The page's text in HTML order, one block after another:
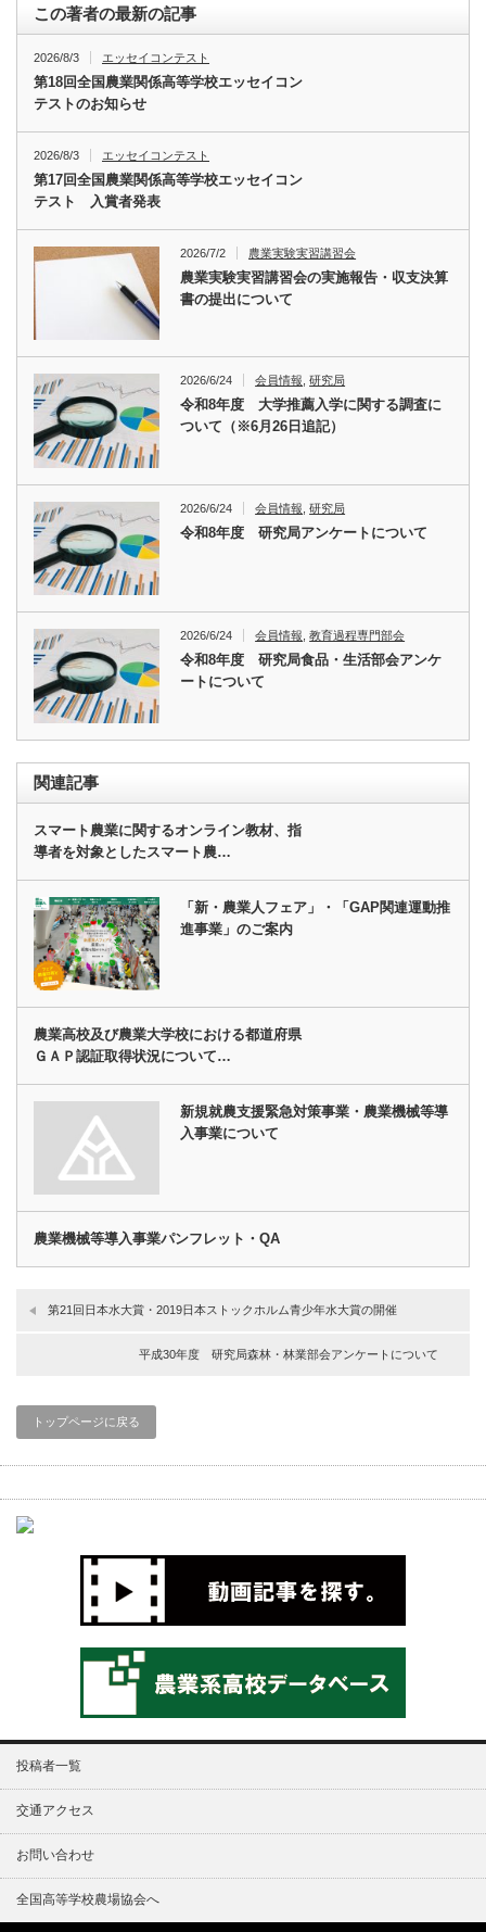
この著者の最新の記事
2026/8/3 エッセイコンテスト
第18回全国農業関係高等学校エッセイコン
テストのお知らせ
2026/8/3 エッセイコンテスト
第17回全国農業関係高等学校エッセイコン
テスト 入賞者発表
2026/7/2 農業実験実習講習会
農業実験実習講習会の実施報告・収支決算
書の提出について
2026/6/24 会員情報 ,研究局
令和8年度 大学推薦入学に関する調査に
ついて（※6月26日追記）
2026/6/24 会員情報 ,研究局
令和8年度 研究局アンケートについて
2026/6/24 会員情報 ,教育過程専門部会
令和8年度 研究局食品・生活部会アンケ
ートについて
関連記事
スマート農業に関するオンライン教材、指
導者を対象としたスマート農…
「新・農業人フェア」・「GAP関連運動推
進事業」のご案内
農業高校及び農業大学校における都道府県
ＧＡＰ認証取得状況について…
新規就農支援緊急対策事業・農業機械等導
入事業について
農業機械等導入事業パンフレット・QA
第21回日本水大賞・2019日本ストックホルム青少年水大賞の開催
平成30年度 研究局森林・林業部会アンケートについて
トップページに戻る
投稿者一覧
交通アクセス
お問い合わせ
全国高等学校農場協会へ